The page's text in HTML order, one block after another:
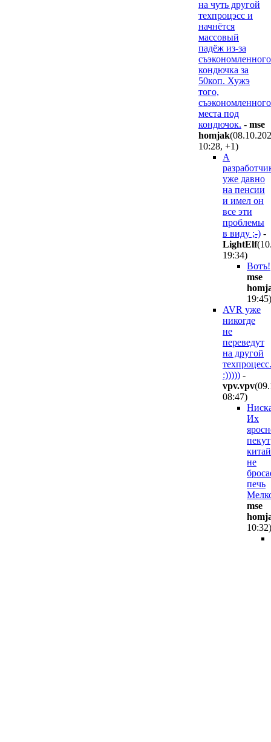
на чуть другой
техпроцэсс и
начнётся
массовый
падёж из-за
съэкономленного
кондючка за
50коп. Хужэ
того,
съэкономленного
места под
кондючок. - mse
homjak
10:28, +1)
А
уже давно
на пенсии
и имел он
все эти
проблемы
в виду ;-) -
LightElf
19:34)
Вотъ!
mse
19:45)
AVR уже
никогде
не
переведут
на другой
техпроцесс.
:))))) -
vpv.vpv
08:47)
Их
пекут
не
печь
mse
10:32)